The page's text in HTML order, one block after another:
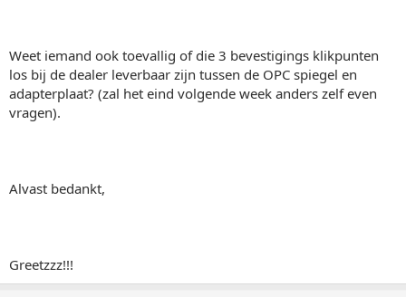
Weet iemand ook toevallig of die 3 bevestigings klikpunten
los bij de dealer leverbaar zijn tussen de OPC spiegel en
adapterplaat? (zal het eind volgende week anders zelf even
vragen).
Alvast bedankt,
Greetzzz!!!